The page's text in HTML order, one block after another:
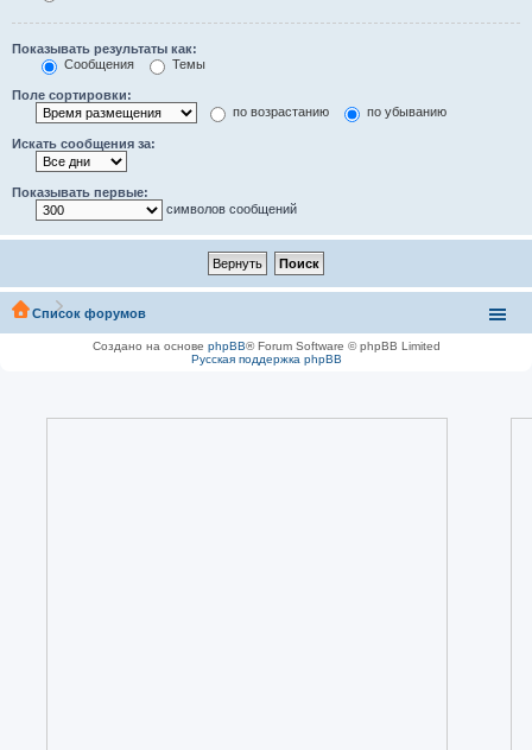
Показывать результаты как:
Сообщения
Темы
Поле сортировки:
по возрастанию
по убыванию
Искать сообщения за:
Показывать первые:
символов сообщений
Список форумов
Создано на основе phpBB® Forum Software © phpBB Limited
Русская поддержка phpBB